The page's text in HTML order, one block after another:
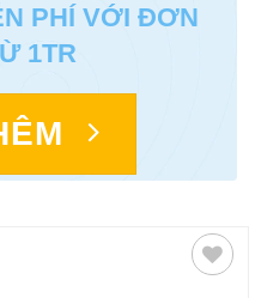
PHÍ VỚI ĐƠN
1TR